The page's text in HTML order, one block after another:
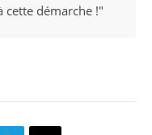
cette démarche !"